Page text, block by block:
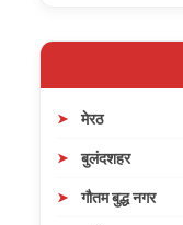
मेरठ
बुलंदशहर
गौतम बुद्ध नगर